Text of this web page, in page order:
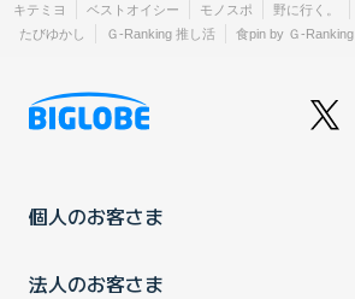
キテミヨ
ベストオイシー モノスポ 野に行く。
たびゆかし
Ｇ-Ranking 推し活 食pin by Ｇ-Ranking
個人のお客さま
法人のお客さま